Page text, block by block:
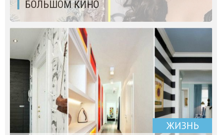
БОЛЬШОМ КИНО
ЖИЗНЬ